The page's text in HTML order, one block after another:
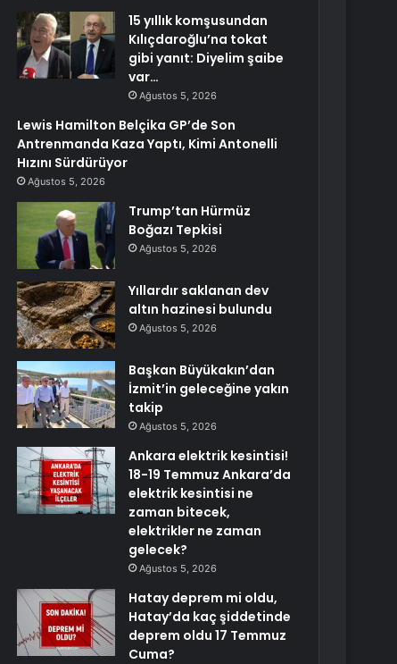
15 yıllık komşusundan
Kılıçdaroğlu’na tokat
gibi yanıt: Diyelim şaibe
var…
Ağustos 5, 2026
Lewis Hamilton Belçika GP’de Son
Antrenmanda Kaza Yaptı, Kimi Antonelli
Hızını Sürdürüyor
Ağustos 5, 2026
Trump’tan Hürmüz
Boğazı Tepkisi
Ağustos 5, 2026
Yıllardır saklanan dev
altın hazinesi bulundu
Ağustos 5, 2026
Başkan Büyükakın’dan
İzmit’in geleceğine yakın
takip
Ağustos 5, 2026
Ankara elektrik kesintisi!
18-19 Temmuz Ankara’da
elektrik kesintisi ne
zaman bitecek,
elektrikler ne zaman
gelecek?
Ağustos 5, 2026
Hatay deprem mi oldu,
Hatay’da kaç şiddetinde
deprem oldu 17 Temmuz
Cuma?